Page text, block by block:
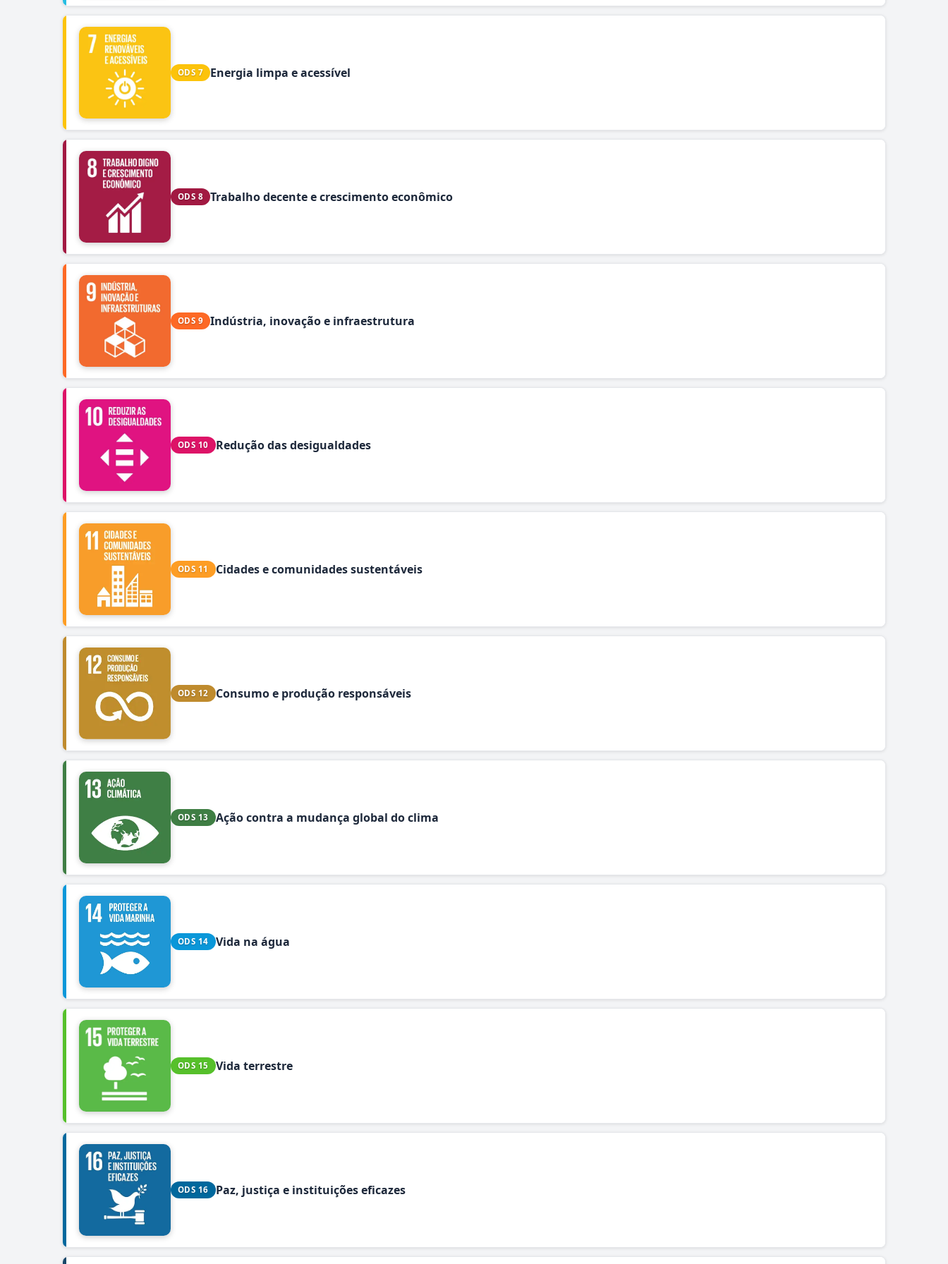
ODS 7 Energia limpa e acessível
ODS 8 Trabalho decente e crescimento econômico
ODS 9 Indústria, inovação e infraestrutura
ODS 10 Redução das desigualdades
ODS 11 Cidades e comunidades sustentáveis
ODS 12 Consumo e produção responsáveis
ODS 13 Ação contra a mudança global do clima
ODS 14 Vida na água
ODS 15 Vida terrestre
ODS 16 Paz, justiça e instituições eficazes